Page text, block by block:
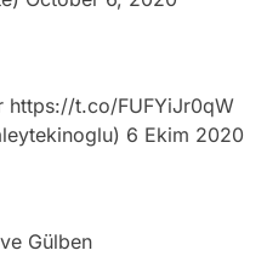
https://t.co/FUFYiJr0qW
6 Ekim 2020
Gülben